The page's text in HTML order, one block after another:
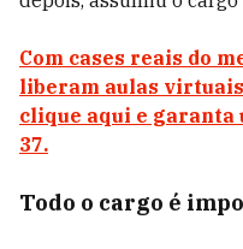
Com cases reais do
liberam aulas
clique aqui e garanta
37.
Todo o cargo é